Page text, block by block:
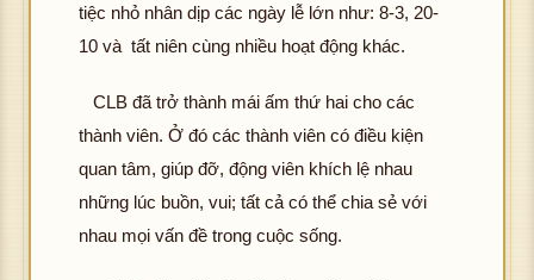
tiệc nhỏ nhân dịp các ngày lễ lớn như: 8-3, 20-
10 và tất niên cùng nhiều hoạt động khác.
CLB đã trở thành mái ấm thứ hai cho các
thành viên. Ở đó các thành viên có điều kiện
quan tâm, giúp đỡ, động viên khích lệ nhau
những lúc buồn, vui; tất cả có thể chia sẻ với
nhau mọi vấn đề trong cuộc sống.